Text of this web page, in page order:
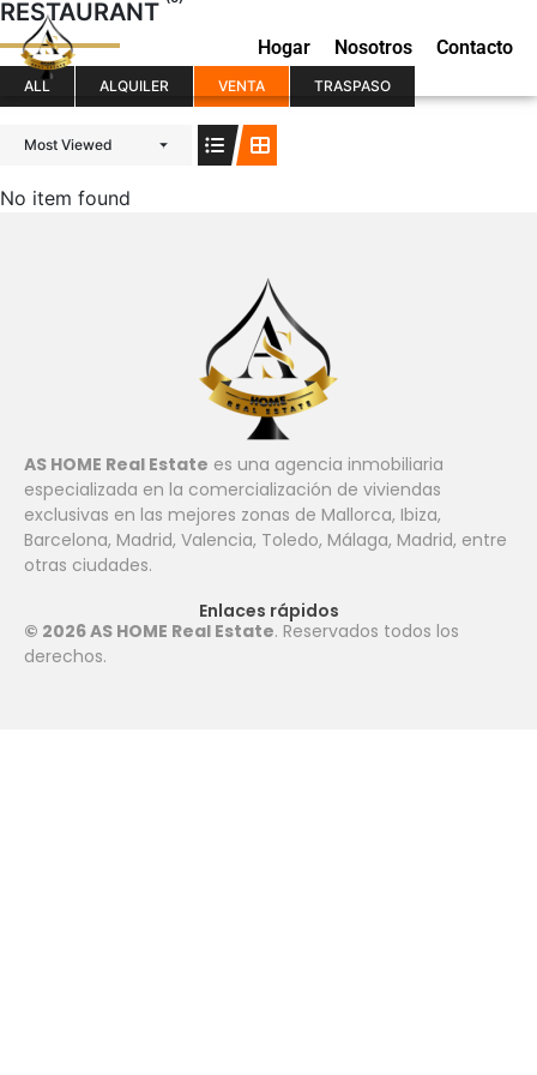
Hogar Nosotros Contacto
RESTAURANT
ALL ALQUILER VENTA TRASPASO
Most Viewed
No item found
AS HOME Real Estate es una agencia inmobiliaria
especializada en la comercialización de viviendas
exclusivas en las mejores zonas de Mallorca, Ibiza,
Barcelona, ​​Madrid, Valencia, Toledo, Málaga, Madrid, entre
otras ciudades.
Enlaces rápidos
© 2026 AS HOME Real Estate. Reservados todos los
derechos.